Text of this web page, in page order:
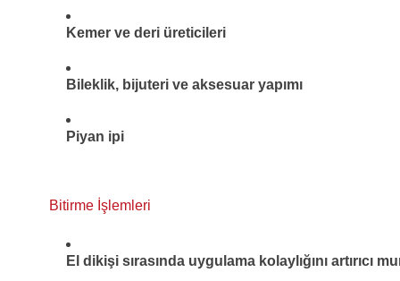
Kemer ve deri üreticileri
Bileklik, bijuteri ve aksesuar yapımı
Piyan ipi
Bitirme İşlemleri
El dikişi sırasında uygulama kolaylığını artırıcı